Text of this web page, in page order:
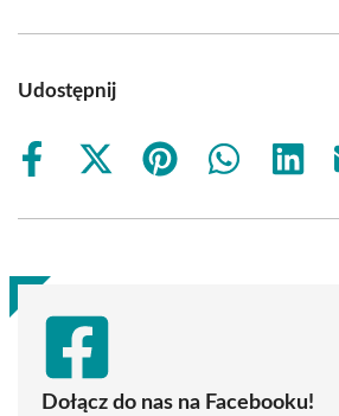
Udostępnij
Share
Share
(Twitter)
Share
Share
Share
Dołącz do nas na Facebooku!